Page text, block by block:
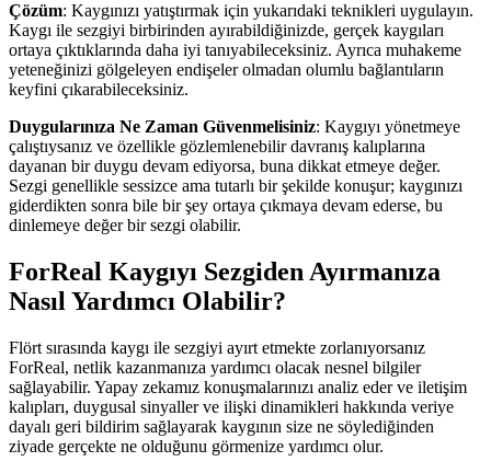
Çözüm: Kaygınızı yatıştırmak için yukarıdaki teknikleri uygulayın.
Kaygı ile sezgiyi birbirinden ayırabildiğinizde, gerçek kaygıları
ortaya çıktıklarında daha iyi tanıyabileceksiniz. Ayrıca muhakeme
yeteneğinizi gölgeleyen endişeler olmadan olumlu bağlantıların
keyfini çıkarabileceksiniz.
Duygularınıza Ne Zaman Güvenmelisiniz: Kaygıyı yönetmeye
çalıştıysanız ve özellikle gözlemlenebilir davranış kalıplarına
dayanan bir duygu devam ediyorsa, buna dikkat etmeye değer.
Sezgi genellikle sessizce ama tutarlı bir şekilde konuşur; kaygınızı
giderdikten sonra bile bir şey ortaya çıkmaya devam ederse, bu
dinlemeye değer bir sezgi olabilir.
ForReal Kaygıyı Sezgiden Ayırmanıza
Nasıl Yardımcı Olabilir?
Flört sırasında kaygı ile sezgiyi ayırt etmekte zorlanıyorsanız
ForReal, netlik kazanmanıza yardımcı olacak nesnel bilgiler
sağlayabilir. Yapay zekamız konuşmalarınızı analiz eder ve iletişim
kalıpları, duygusal sinyaller ve ilişki dinamikleri hakkında veriye
dayalı geri bildirim sağlayarak kaygının size ne söylediğinden
ziyade gerçekte ne olduğunu görmenize yardımcı olur.